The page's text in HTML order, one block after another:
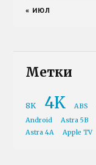
« ИЮЛ
Метки
8K 4K ABS
Android
Astra 5B
Astra 4A
Apple TV